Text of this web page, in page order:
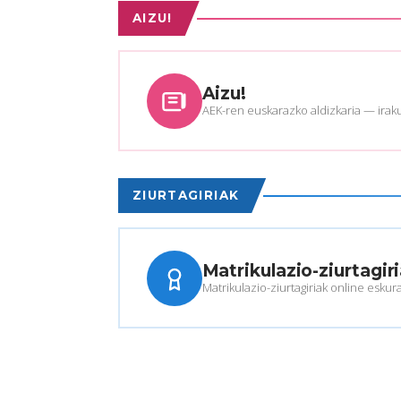
AIZU!
Aizu!
AEK-ren euskarazko aldizkaria —
ZIURTAGIRIAK
Matrikulazio-
Matrikulazio-ziurtagiriak online